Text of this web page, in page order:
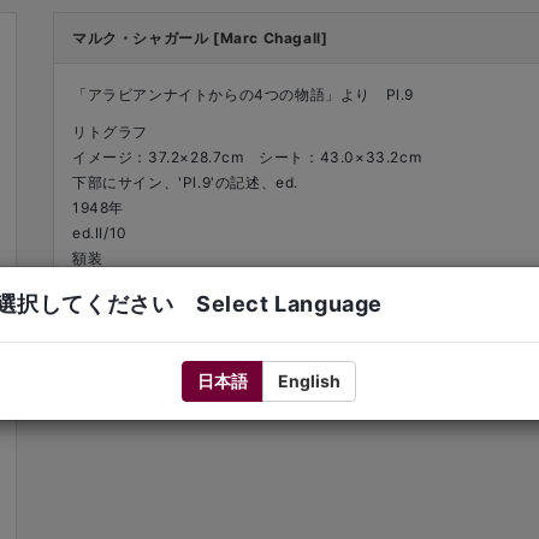
マルク・シャガール [Marc Chagall]
「アラビアンナイトからの4つの物語」より Pl.9
リトグラフ
イメージ：37.2×28.7cm シート：43.0×33.2cm
下部にサイン、'Pl.9'の記述、ed.
1948年
ed.II/10
額装
択してください Select Language
日本語 English